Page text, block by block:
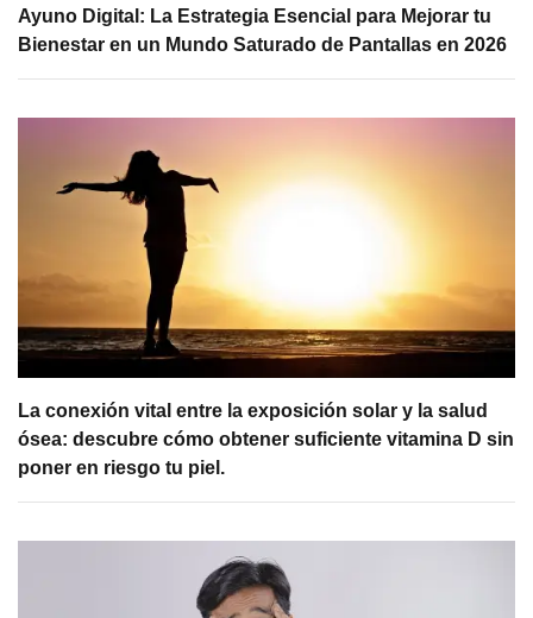
Ayuno Digital: La Estrategia Esencial para Mejorar tu
Bienestar en un Mundo Saturado de Pantallas en 2026
La conexión vital entre la exposición solar y la salud
ósea: descubre cómo obtener suficiente vitamina D sin
poner en riesgo tu piel.